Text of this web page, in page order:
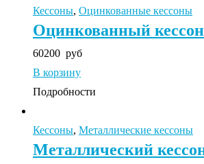
Кессоны, Оцинкованные кессоны
Оцинкованный
60200 руб
В корзину
Подробности
Кессоны, Металлические кессоны
Металлический